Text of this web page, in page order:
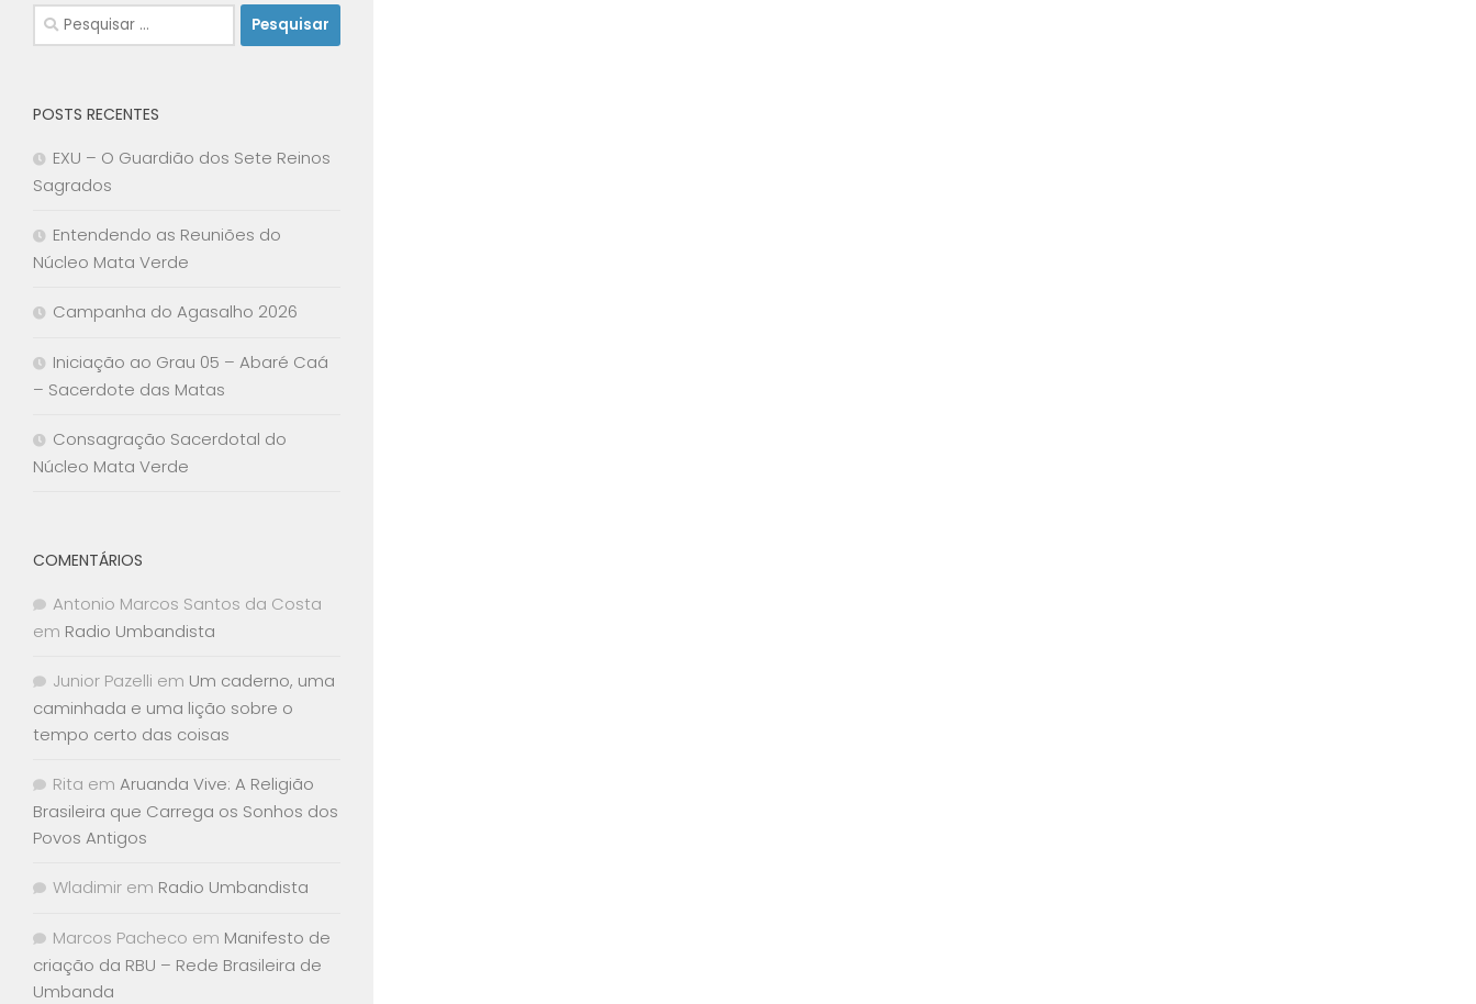
Pesquisar
por:
POSTS RECENTES
EXU – O Guardião dos Sete Reinos
Sagrados
Entendendo as Reuniões do
Núcleo Mata Verde
Campanha do Agasalho 2026
Iniciação ao Grau 05 – Abaré Caá
– Sacerdote das Matas
Consagração Sacerdotal do
Núcleo Mata Verde
COMENTÁRIOS
Antonio Marcos Santos da Costa
em Radio Umbandista
Junior Pazelli em Um caderno, uma
caminhada e uma lição sobre o
tempo certo das coisas
Rita em Aruanda Vive: A Religião
Brasileira que Carrega os Sonhos dos
Povos Antigos
Wladimir em Radio Umbandista
Marcos Pacheco em Manifesto de
criação da RBU – Rede Brasileira de
Umbanda